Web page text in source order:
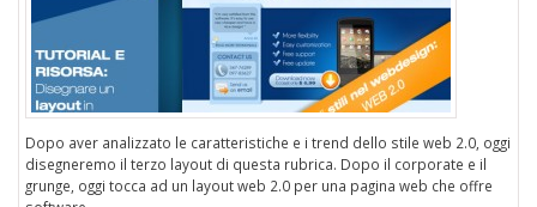
Dopo aver analizzato le caratteristiche e i trend dello stile web 2.0, oggi
disegneremo il terzo layout di questa rubrica. Dopo il corporate e il
grunge, oggi tocca ad un layout web 2.0 per una pagina web che offre